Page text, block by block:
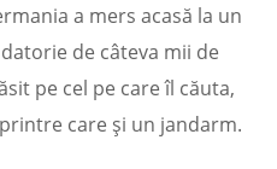
a mers acasă la un
de câteva mii de
pe cel pe care îl căuta,
care și un jandarm.